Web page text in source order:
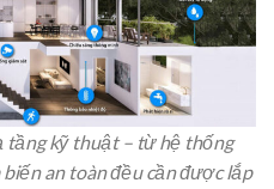
tầng kỹ thuật – từ hệ thống
an toàn đều cần được lắp